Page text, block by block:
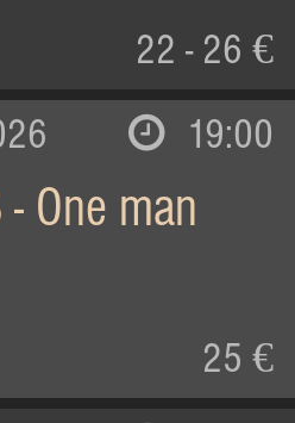
22 - 26 €
19:00
One man
25 €